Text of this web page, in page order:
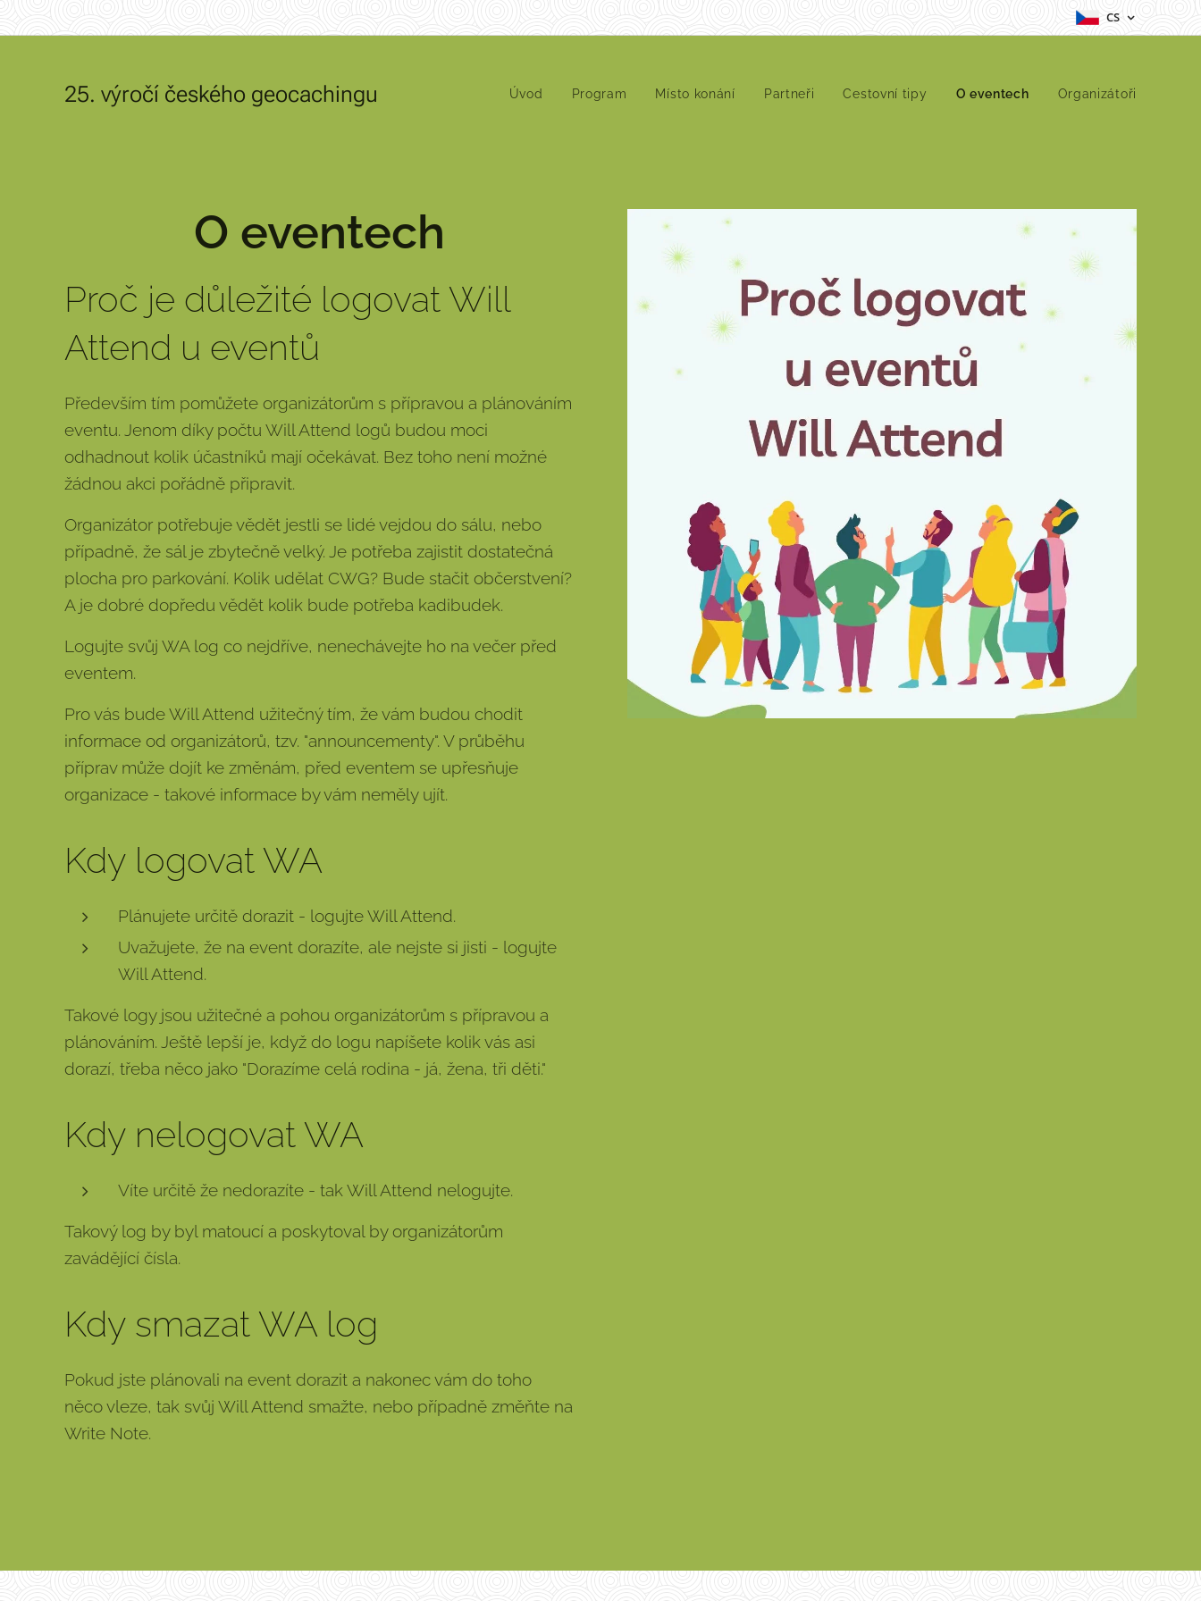
CS
25. výročí českého geocachingu Úvod Program Místo konání Partneři Cestovní tipy O eventech Organizátoři
O eventech
Proč je důležité logovat Will
Attend u eventů
Především tím pomůžete organizátorům s přípravou a plánováním
eventu. Jenom díky počtu Will Attend logů budou moci
odhadnout kolik účastníků mají očekávat. Bez toho není možné
žádnou akci pořádně připravit.
Organizátor potřebuje vědět jestli se lidé vejdou do sálu, nebo
případně, že sál je zbytečně velký. Je potřeba zajistit dostatečná
plocha pro parkování. Kolik udělat CWG? Bude stačit občerstvení?
A je dobré dopředu vědět kolik bude potřeba kadibudek.
Logujte svůj WA log co nejdříve, nenechávejte ho na večer před
eventem.
Pro vás bude Will Attend užitečný tím, že vám budou chodit
informace od organizátorů, tzv. "announcementy". V průběhu
příprav může dojít ke změnám, před eventem se upřesňuje
organizace - takové informace by vám neměly ujít.
Kdy logovat WA
Plánujete určitě dorazit - logujte Will Attend.
Uvažujete, že na event dorazíte, ale nejste si jisti - logujte
Will Attend.
Takové logy jsou užitečné a pohou organizátorům s přípravou a
plánováním. Ještě lepší je, když do logu napíšete kolik vás asi
dorazí, třeba něco jako "Dorazíme celá rodina - já, žena, tři děti."
Kdy nelogovat WA
Víte určitě že nedorazíte - tak Will Attend nelogujte.
Takový log by byl matoucí a poskytoval by organizátorům
zavádějící čísla.
Kdy smazat WA log
Pokud jste plánovali na event dorazit a nakonec vám do toho
něco vleze, tak svůj Will Attend smažte, nebo případně změňte na
Write Note.